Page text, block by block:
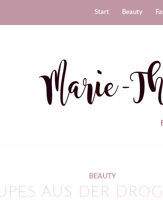
Start Beauty
BEAUTY
AUS DER